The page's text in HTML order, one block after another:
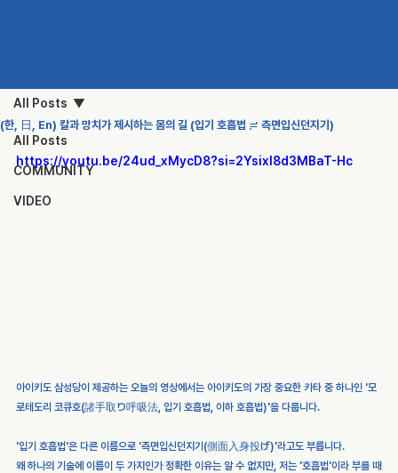
All Posts
COMMUNITY
VIDEO
All Posts
(한, 日, En) 칼과 망치가 제시하는 몸의 길 (입기 호흡법 ≓ 측면입신던지기)
https://youtu.be/24ud_xMycD8?si=2Ysixl8d3MBaT-Hc
아이키도 삼성당이 제공하는 오늘의 영상에서는 아이키도의 가장 중요한 카타 중 하나인 '모
로테도리 코큐호(諸手取り呼吸法, 입기 호흡법, 이하 호흡법)'을 다룹니다.
'입기 호흡법'은 다른 이름으로 '측면입신던지기(側面入身投げ)'라고도 부릅니다.
왜 하나의 기술에 이름이 두 가지인가 정확한 이유는 알 수 없지만, 저는 '호흡법'이라 부를 때